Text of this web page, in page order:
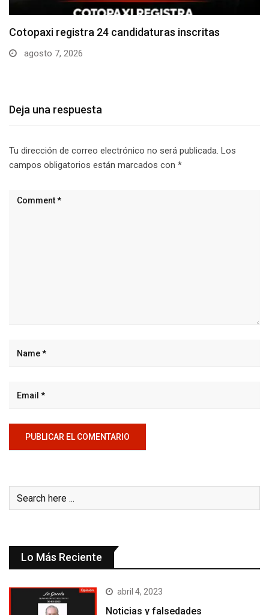
Parque Nacional Cotopaxi espera alta afluencia de
visitantes…
Deja una respuesta
Tu dirección de correo electrónico no será publicada. Los
campos obligatorios están marcados con *
Lo Más Reciente
abril 4, 2023
Noticias y falsedades